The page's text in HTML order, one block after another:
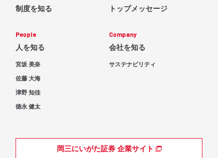
制度を知る
トップメッセージ
People
人を知る
宮坂 美奈
佐藤 大海
津野 知佳
徳永 健太
Company
会社を知る
サステナビリティ
岡三にいがた証券 企業サイト